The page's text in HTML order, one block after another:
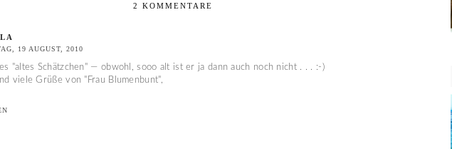
2 KOMMENTARE
19 AUGUST, 2010
"altes Schätzchen" — obwohl, sooo alt ist er ja dann auch noch nicht . . . :-)
viele Grüße von "Frau Blumenbunt",